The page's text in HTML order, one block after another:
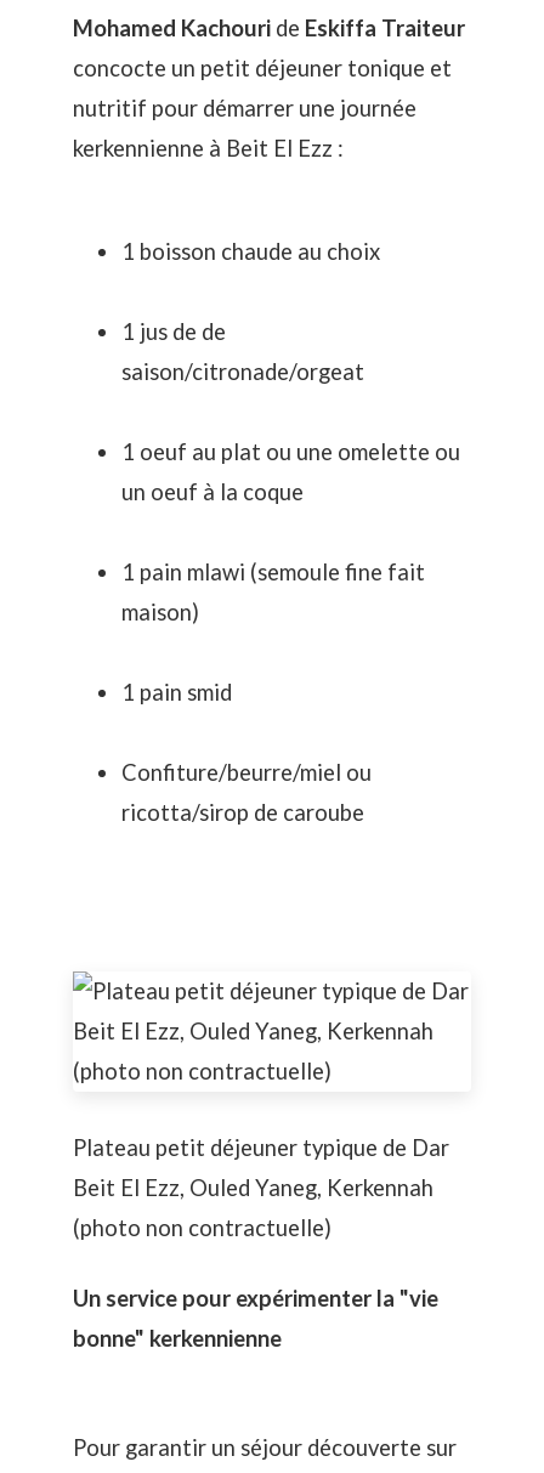
Mohamed Kachouri de Eskiffa Traiteur
concocte un petit déjeuner tonique et
nutritif pour démarrer une journée
kerkennienne à Beit El Ezz :
1 boisson chaude au choix
1 jus de de
saison/citronade/orgeat
1 oeuf au plat ou une omelette ou
un oeuf à la coque
1 pain mlawi (semoule fine fait
maison)
1 pain smid
Confiture/beurre/miel ou
ricotta/sirop de caroube
Plateau petit déjeuner typique de Dar
Beit El Ezz, Ouled Yaneg, Kerkennah
(photo non contractuelle)
Un service pour expérimenter la "vie
bonne" kerkennienne
Pour garantir un séjour découverte sur